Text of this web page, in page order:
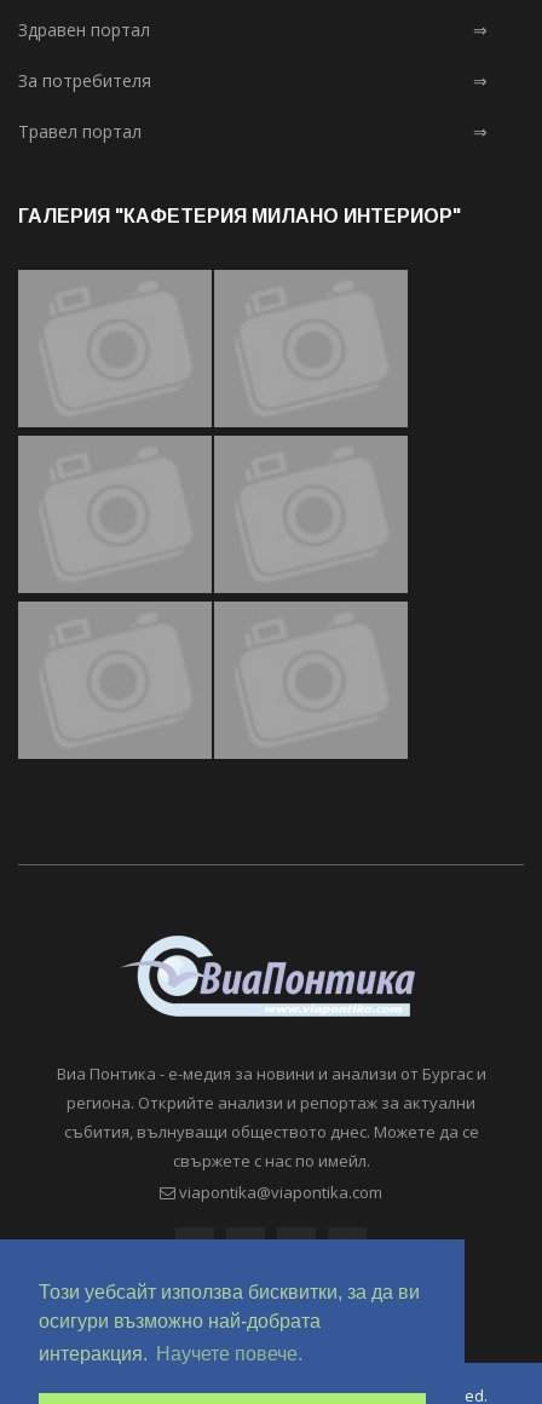
Този уебсайт използва бисквитки, за да ви
осигури възможно най-добрата
интеракция.
Научете повече.
Здравен портал ⇒
За потребителя ⇒
Травел портал ⇒
ГАЛЕРИЯ "КАФЕТЕРИЯ МИЛАНО ИНТЕРИОР"
Виа Понтика - е-медия за новини и анализи от Бургас и
региона. Открийте анализи и репортаж за актуални
събития, вълнуващи обществото днес. Можете да се
свържете с нас по имейл.
viapontika@viapontika.com
Copyright © 2018-2024 ViaPontika.com. All Rights Reserved.